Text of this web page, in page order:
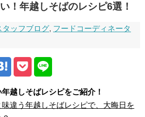
！年越しそばのレシピ6選！
タッフブログ, フードコーディネータ
越しそばレシピをご紹介！
違う年越しそばレシピで、大晦日を